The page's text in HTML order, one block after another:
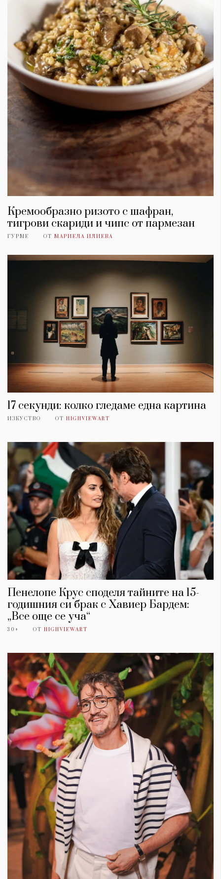
Кремообразно ризото с шафран,
тигрови скариди и чипс от пармезан
ГУРМЕ ОТ МАРИЕЛА ИЛИЕВА
17 секунди: колко гледаме една картина
ИЗКУСТВО ОТ HIGHVIEWART
Пенелопе Крус споделя тайните на 15-
годишния си брак с Хавиер Бардем:
„Все още се уча“
30+ ОТ HIGHVIEWART